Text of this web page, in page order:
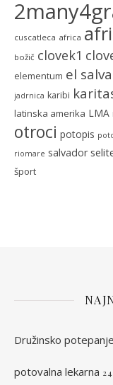
cuscatleca africa
božič clovek1
elementum el
jadrnica karibi
latinska amerika LMA
otroci potopis
riomare salvador
šport
Družinsko
potovalna lekarna